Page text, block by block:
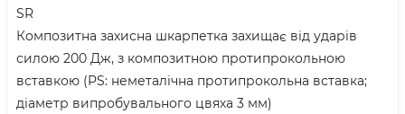
SR
Композитна захисна шкарпетка захищає від ударів
силою 200 Дж, з композитною протипрокольною
вставкою (PS: неметалічна протипрокольна вставка;
діаметр випробувального цвяха 3 мм)